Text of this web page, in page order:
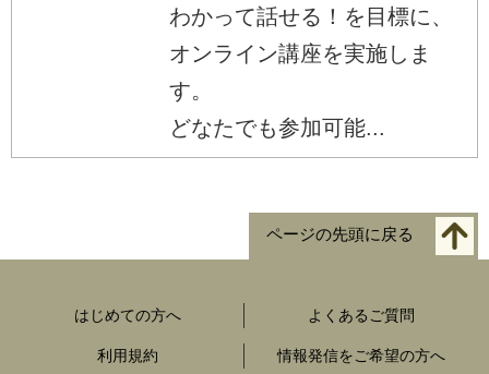
わかって話せる！を目標に、
オンライン講座を実施しま
す。
どなたでも参加可能...
ページの先頭に戻る
はじめての方へ よくあるご質問
利用規約 情報発信をご希望の方へ